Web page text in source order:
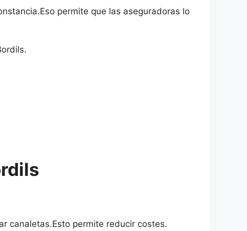
permite que las aseguradoras lo
canaletas.Esto permite reducir costes.